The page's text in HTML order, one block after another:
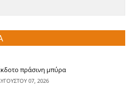
πράσινη μπύρα
07, 2026